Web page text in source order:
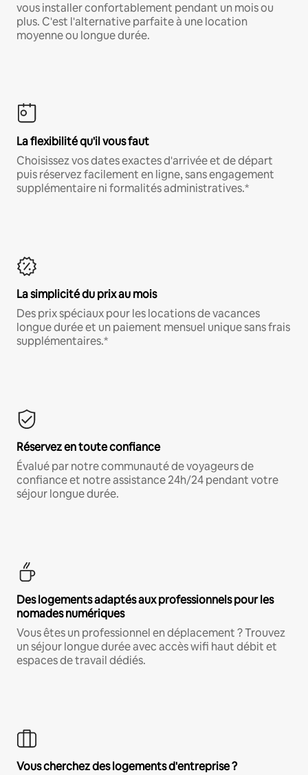
vous installer confortablement pendant un mois ou
plus. C'est l'alternative parfaite à une location
moyenne ou longue durée.
La flexibilité qu'il vous faut
Choisissez vos dates exactes d'arrivée et de départ
puis réservez facilement en ligne, sans engagement
supplémentaire ni formalités administratives.*
La simplicité du prix au mois
Des prix spéciaux pour les locations de vacances
longue durée et un paiement mensuel unique sans frais
supplémentaires.*
Réservez en toute confiance
Évalué par notre communauté de voyageurs de
confiance et notre assistance 24h/24 pendant votre
séjour longue durée.
Des logements adaptés aux professionnels pour les
nomades numériques
Vous êtes un professionnel en déplacement ? Trouvez
un séjour longue durée avec accès wifi haut débit et
espaces de travail dédiés.
Vous cherchez des logements d'entreprise ?